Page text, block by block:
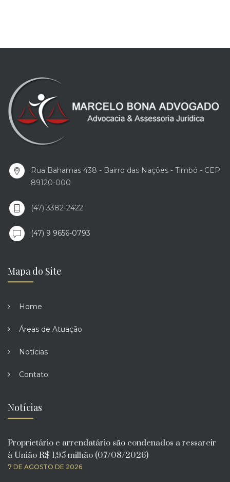
Rua Bahamas 438 - Bairro das Nações - Timbó - CEP
89120-000
(47) 3382-2422
(47) 9 9656-0793
Mapa do Site
Home
Áreas de Atuação
Notícias
Contato
Notícias
Proprietário e arrendatário são condenados a ressarcir
à União R$ 1,95 milhão (07/08/2026)
7 DE AGOSTO DE 2026